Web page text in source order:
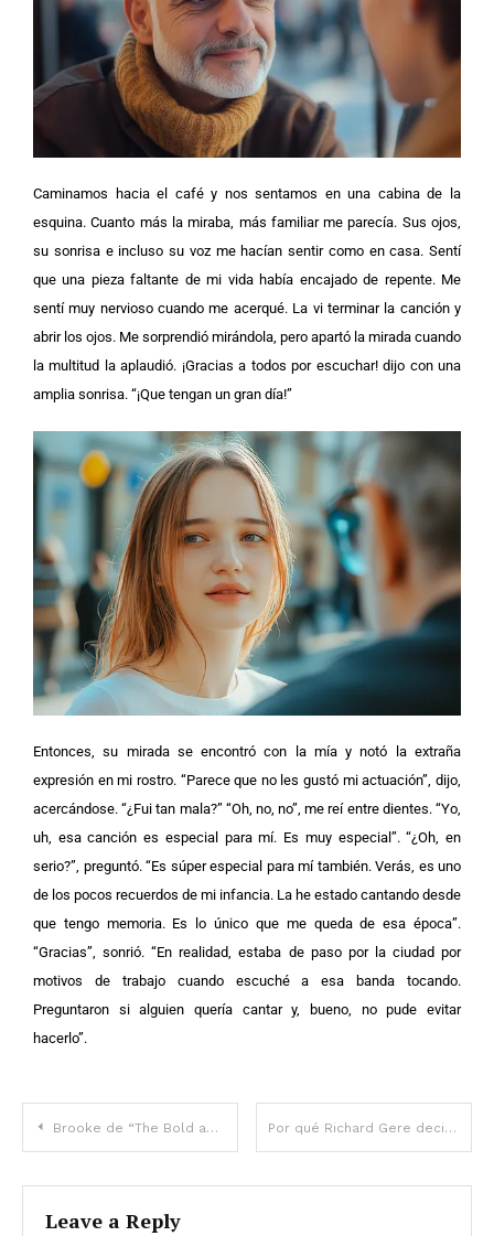
Caminamos hacia el café y nos sentamos en una cabina de la
esquina. Cuanto más la miraba, más familiar me parecía. Sus ojos,
su sonrisa e incluso su voz me hacían sentir como en casa. Sentí
que una pieza faltante de mi vida había encajado de repente. Me
sentí muy nervioso cuando me acerqué. La vi terminar la canción y
abrir los ojos. Me sorprendió mirándola, pero apartó la mirada cuando
la multitud la aplaudió. ¡Gracias a todos por escuchar! dijo con una
amplia sonrisa. “¡Que tengan un gran día!”
Entonces, su mirada se encontró con la mía y notó la extraña
expresión en mi rostro. “Parece que no les gustó mi actuación”, dijo,
acercándose. “¿Fui tan mala?” “Oh, no, no”, me reí entre dientes. “Yo,
uh, esa canción es especial para mí. Es muy especial”.“¿Oh, en
serio?”, preguntó. “Es súper especial para mí también. Verás, es uno
de los pocos recuerdos de mi infancia. La he estado cantando desde
que tengo memoria. Es lo único que me queda de esa época”.
“Gracias”, sonrió. “En realidad, estaba de paso por la ciudad por
motivos de trabajo cuando escuché a esa banda tocando.
Preguntaron si alguien quería cantar y, bueno, no pude evitar
hacerlo”.
Brooke de “The Bold and the Beautiful” “finalmente” encontró el amor a los 51 años con un hombre más joven – Ella defendió su enorme diferencia de edad Por qué Richard Gere decidió abandonar los Estados Unidos y mudarse a España
Leave a Reply